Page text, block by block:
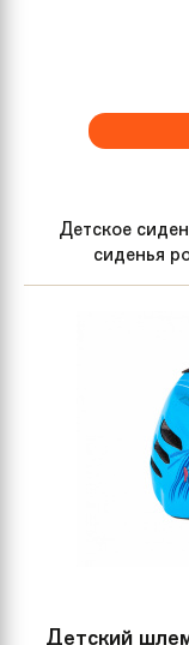
Детское
сиденья
Детский